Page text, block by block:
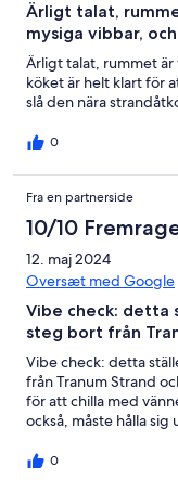
Ärligt talat,
mysiga vibbar,
Ärligt talat, rummet
köket är helt klart för
slå den nära
0
Fra en partnerside
10/10
12. maj 2024
Oversæt med Google
Vibe check: detta
steg bort från
Vibe check: detta
från Tranum Strand
för att chilla med
också, måste hålla
0